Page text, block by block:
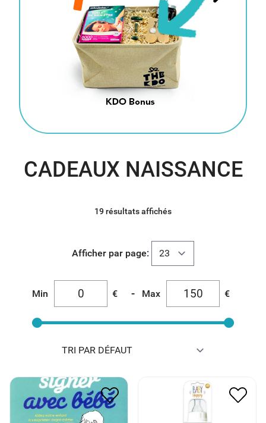
CADEAUX NAISSANCE
19 résultats affichés
Afficher par page:
Min € - Max €
AVEC BEBE
14.00€ 7.00€
5.00€ 2.50